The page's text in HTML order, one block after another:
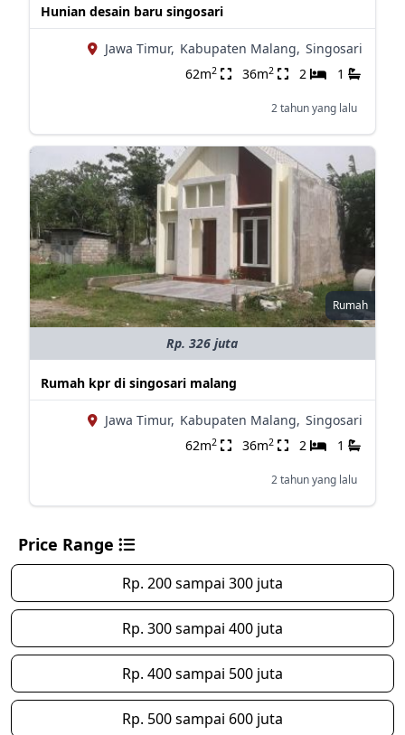
Hunian desain baru singosari
Jawa Timur, Kabupaten Malang, Singosari
62m2 36m2 2 1
2 tahun yang lalu
Rumah
Rp. 326 juta
Rumah kpr di singosari malang
Jawa Timur, Kabupaten Malang, Singosari
62m2 36m2 2 1
2 tahun yang lalu
Price Range
Rp. 200 sampai 300 juta
Rp. 300 sampai 400 juta
Rp. 400 sampai 500 juta
Rp. 500 sampai 600 juta